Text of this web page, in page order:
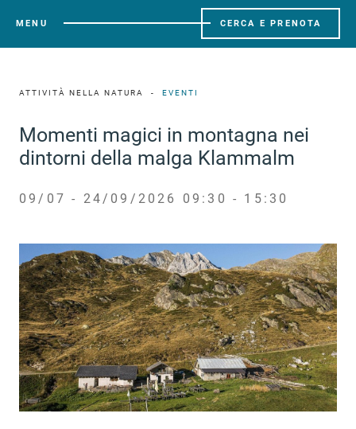
MENU CERCA E PRENOTA
ATTIVITÀ NELLA NATURA EVENTI
Momenti magici in montagna nei
dintorni della malga Klammalm
09/07 - 24/09/2026 09:30 - 15:30